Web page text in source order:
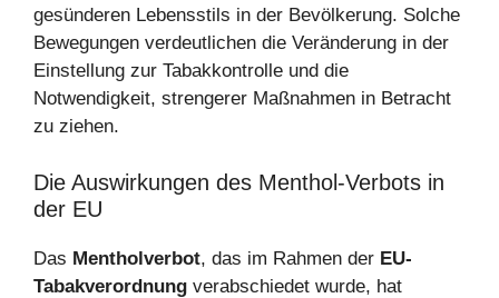
gesünderen Lebensstils in der Bevölkerung. Solche
Bewegungen verdeutlichen die Veränderung in der
Einstellung zur Tabakkontrolle und die
Notwendigkeit, strengerer Maßnahmen in Betracht
zu ziehen.
Die Auswirkungen des Menthol-Verbots in
der EU
Das Mentholverbot, das im Rahmen der EU-
Tabakverordnung verabschiedet wurde, hat